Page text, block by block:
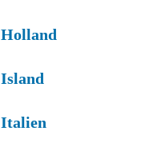
Holland
Island
Italien